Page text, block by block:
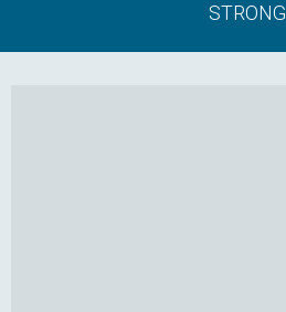
STRONG